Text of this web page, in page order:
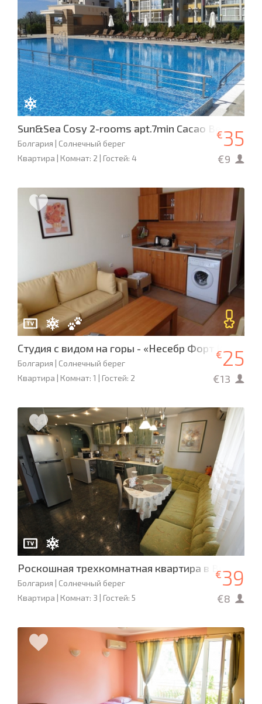
Sun&Sea Сosy 2-rooms apt.7min Cacao
Болгария | Солнечный берег
Квартира | Комнат: 2 | Гостей: 4
€35
€9
Студия с видом на горы - «Несебр Форт Клаб» L-
Болгария | Солнечный берег
Квартира | Комнат: 1 | Гостей: 2
€25
€13
Роскошная трехкомнатная квартира в Bravo 1
Болгария | Солнечный берег
Квартира | Комнат: 3 | Гостей: 5
€39
€8